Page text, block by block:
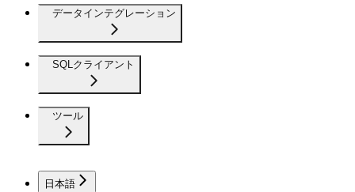
データインテグレーション
SQLクライアント
ツール
日本語